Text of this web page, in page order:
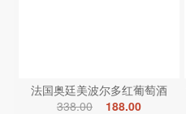
法国奥廷美波尔多红葡萄酒
338.00
188.00